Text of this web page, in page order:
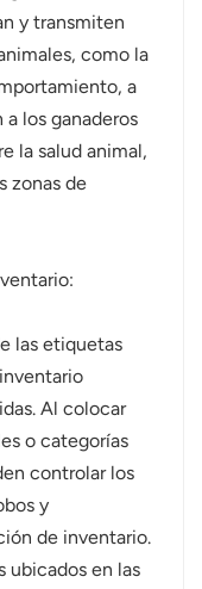
y transmiten
como la
a
los ganaderos
la salud animal,
zonas de
las etiquetas
Al colocar
o categorías
controlar los
y
de inventario.
ubicados en las